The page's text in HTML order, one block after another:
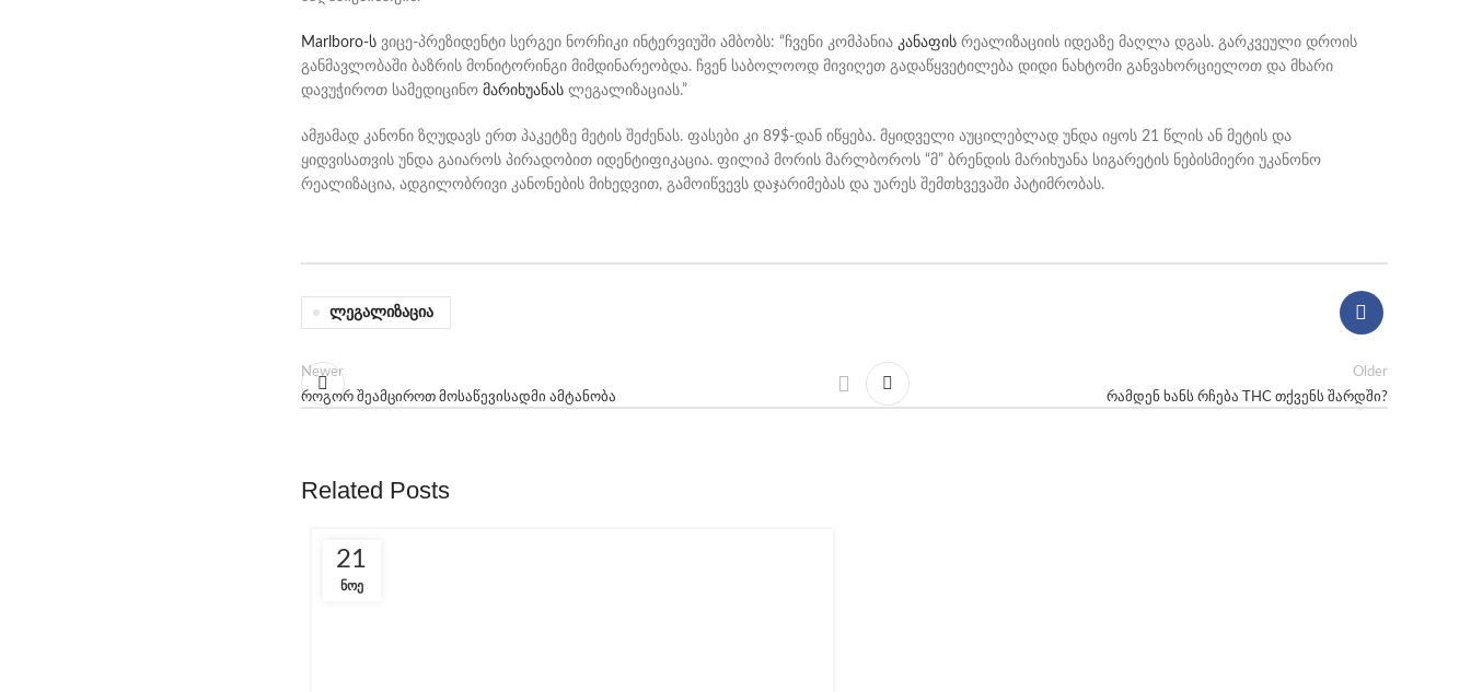
Marlboro-სვიცე-პრეზიდენტი სერგეი ნორჩიკი ინტერვიუში ამბობს: “ჩვენი კომპანია კანაფისრეალიზაციის იდეაზე მაღლა დგას. გარკვეული დროის
განმავლობაში ბაზრის მონიტორინგი მიმდინარეობდა. ჩვენ საბოლოოდ მივიღეთ გადაწყვეტილება დიდი ნახტომი განვახორციელოთ და მხარი
დავუჭიროთ სამედიცინო მარიხუანასლეგალიზაციას.”
ამჟამად კანონი ზღუდავს ერთ პაკეტზე მეტის შეძენას. ფასები კი 89$-დან იწყება. მყიდველი აუცილებლად უნდა იყოს 21 წლის ან მეტის და
ყიდვისათვის უნდა გაიაროს პირადობით იდენტიფიკაცია. ფილიპ მორის მარლბოროს “მ” ბრენდის მარიხუანა სიგარეტის ნებისმიერი უკანონო
რეალიზაცია, ადგილობრივი კანონების მიხედვით, გამოიწვევს დაჯარიმებას და უარეს შემთხვევაში პატიმრობას.
Ლეგალიზაცია
Newer
როგორ შეამციროთ მოსაწევისადმი ამტანობა
Older
რამდენ ხანს რჩება THC თქვენს შარდში?
Related Posts
21
ᲜᲝᲔ